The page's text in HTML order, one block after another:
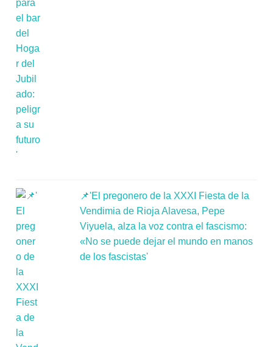
📌'El pregonero de la XXXI Fiesta de la
Vendimia de Rioja Alavesa, Pepe
Viyuela, alza la voz contra el fascismo:
«No se puede dejar el mundo en manos
de los fascistas'